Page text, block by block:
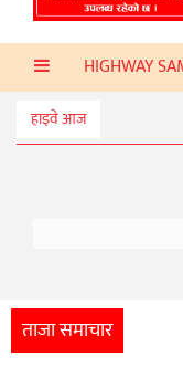
प्रदेश
प्रविधि
स्वास्थ्य
आर्थिक
HIGHWAY
हाइवे आज
ताजा समाचार